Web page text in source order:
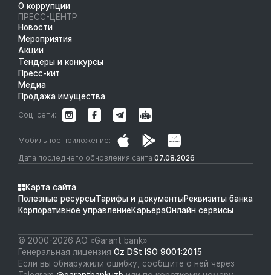
О коррупции
ПРЕСС-ЦЕНТР
Новости
Мероприятия
Акции
Тендеры и конкурсы
Пресс-кит
Медиа
Продажа имущества
Дата последнего обновления сайта 07.08.2026
Мобильное приложение:
Соц. сети:
Карта сайта
Полезные ресурсыТарифы и документыРеквизиты банка
Корпоративное управлениеКарьераОнлайн сервисы
© 2000-2026 АО «Garant bank»
Генеральная лицензия Oz DSt ISO 9001:2015
Если вы обнаружили ошибку, сообщите о ней через